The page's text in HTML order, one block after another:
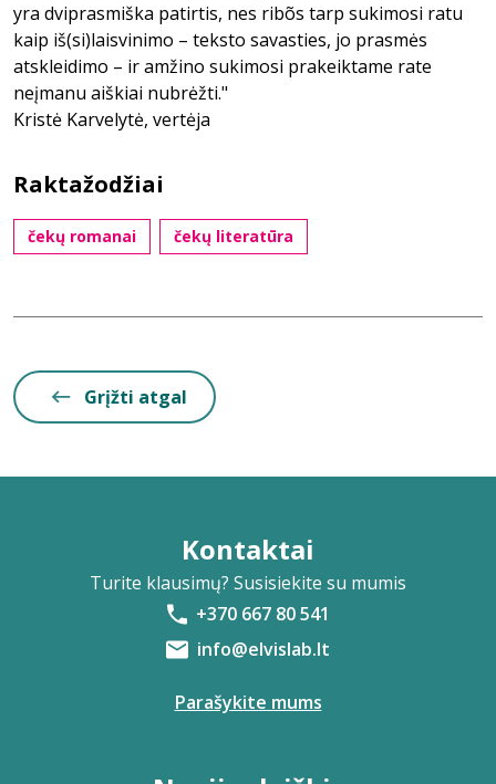
yra dviprasmiška patirtis, nes ribõs tarp sukimosi ratu
kaip iš(si)laisvinimo – teksto savasties, jo prasmės
atskleidimo – ir amžino sukimosi prakeiktame rate
neįmanu aiškiai nubrėžti."
Kristė Karvelytė, vertėja
Raktažodžiai
čekų romanai čekų literatūra
Grįžti atgal
Kontaktai
Turite klausimų? Susisiekite su mumis
+370 667 80 541
info@elvislab.lt
Parašykite mums